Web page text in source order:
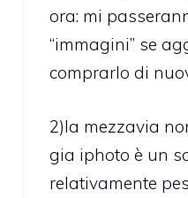
ora: mi
“immagini” se
comprarlo di
2)la mezzavia
gia iphoto è un
relativamente